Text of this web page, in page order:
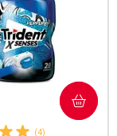
(4)
COMPRAR